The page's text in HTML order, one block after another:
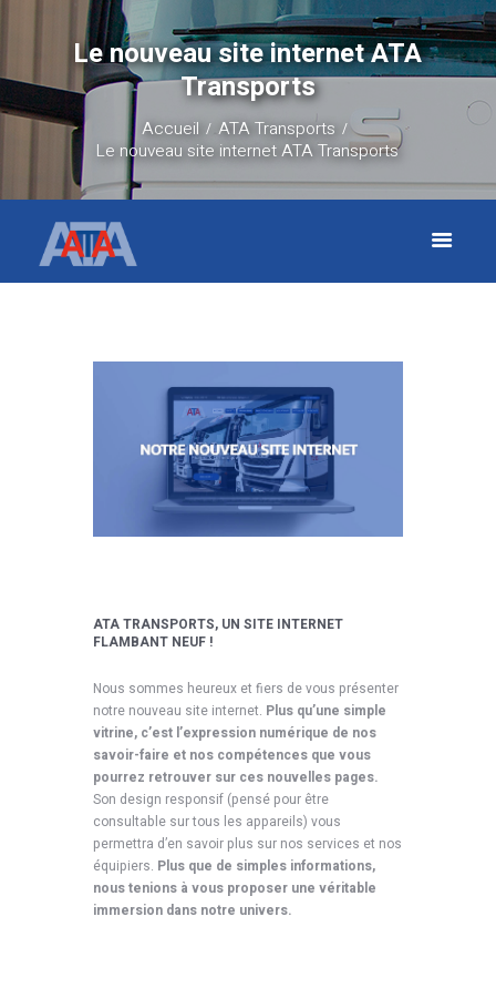
Le nouveau site internet ATA
Transports
Accueil
ATA Transports
Le nouveau site internet ATA Transports
ATA TRANSPORTS, UN SITE INTERNET
FLAMBANT NEUF !
Nous sommes heureux et fiers de vous présenter
notre nouveau site internet. Plus qu’une simple
vitrine, c’est l’expression numérique de nos
savoir-faire et nos compétences que vous
pourrez retrouver sur ces nouvelles pages.
Son design responsif (pensé pour être
consultable sur tous les appareils) vous
permettra d’en savoir plus sur nos services et nos
équipiers. Plus que de simples informations,
nous tenions à vous proposer une véritable
immersion dans notre univers.